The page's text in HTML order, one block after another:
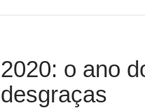
2020: o ano
desgraças